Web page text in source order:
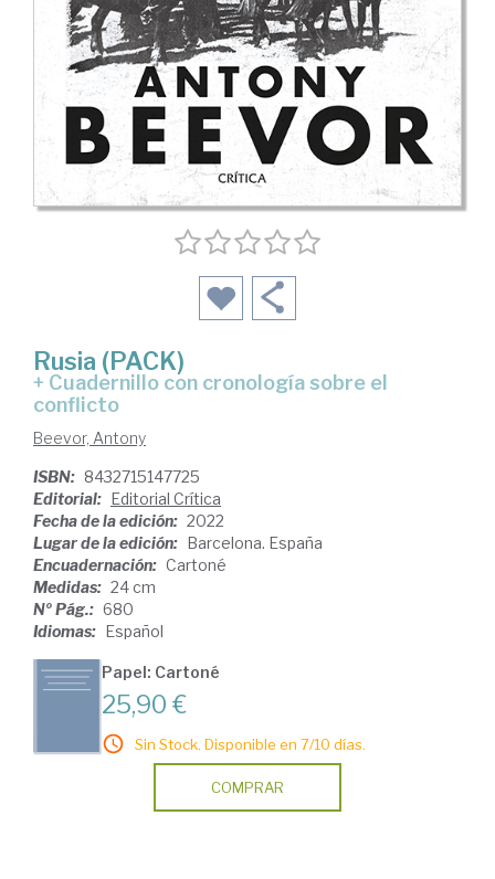
Rusia (PACK)
+ Cuadernillo con cronología sobre el
conflicto
Beevor, Antony
ISBN: 8432715147725
Editorial: Editorial Crítica
Fecha de la edición: 2022
Lugar de la edición: Barcelona. España
Encuadernación: Cartoné
Medidas: 24 cm
Nº Pág.: 680
Idiomas: Español
Papel: Cartoné
25,90 €
Sin Stock. Disponible en 7/10 días.
COMPRAR